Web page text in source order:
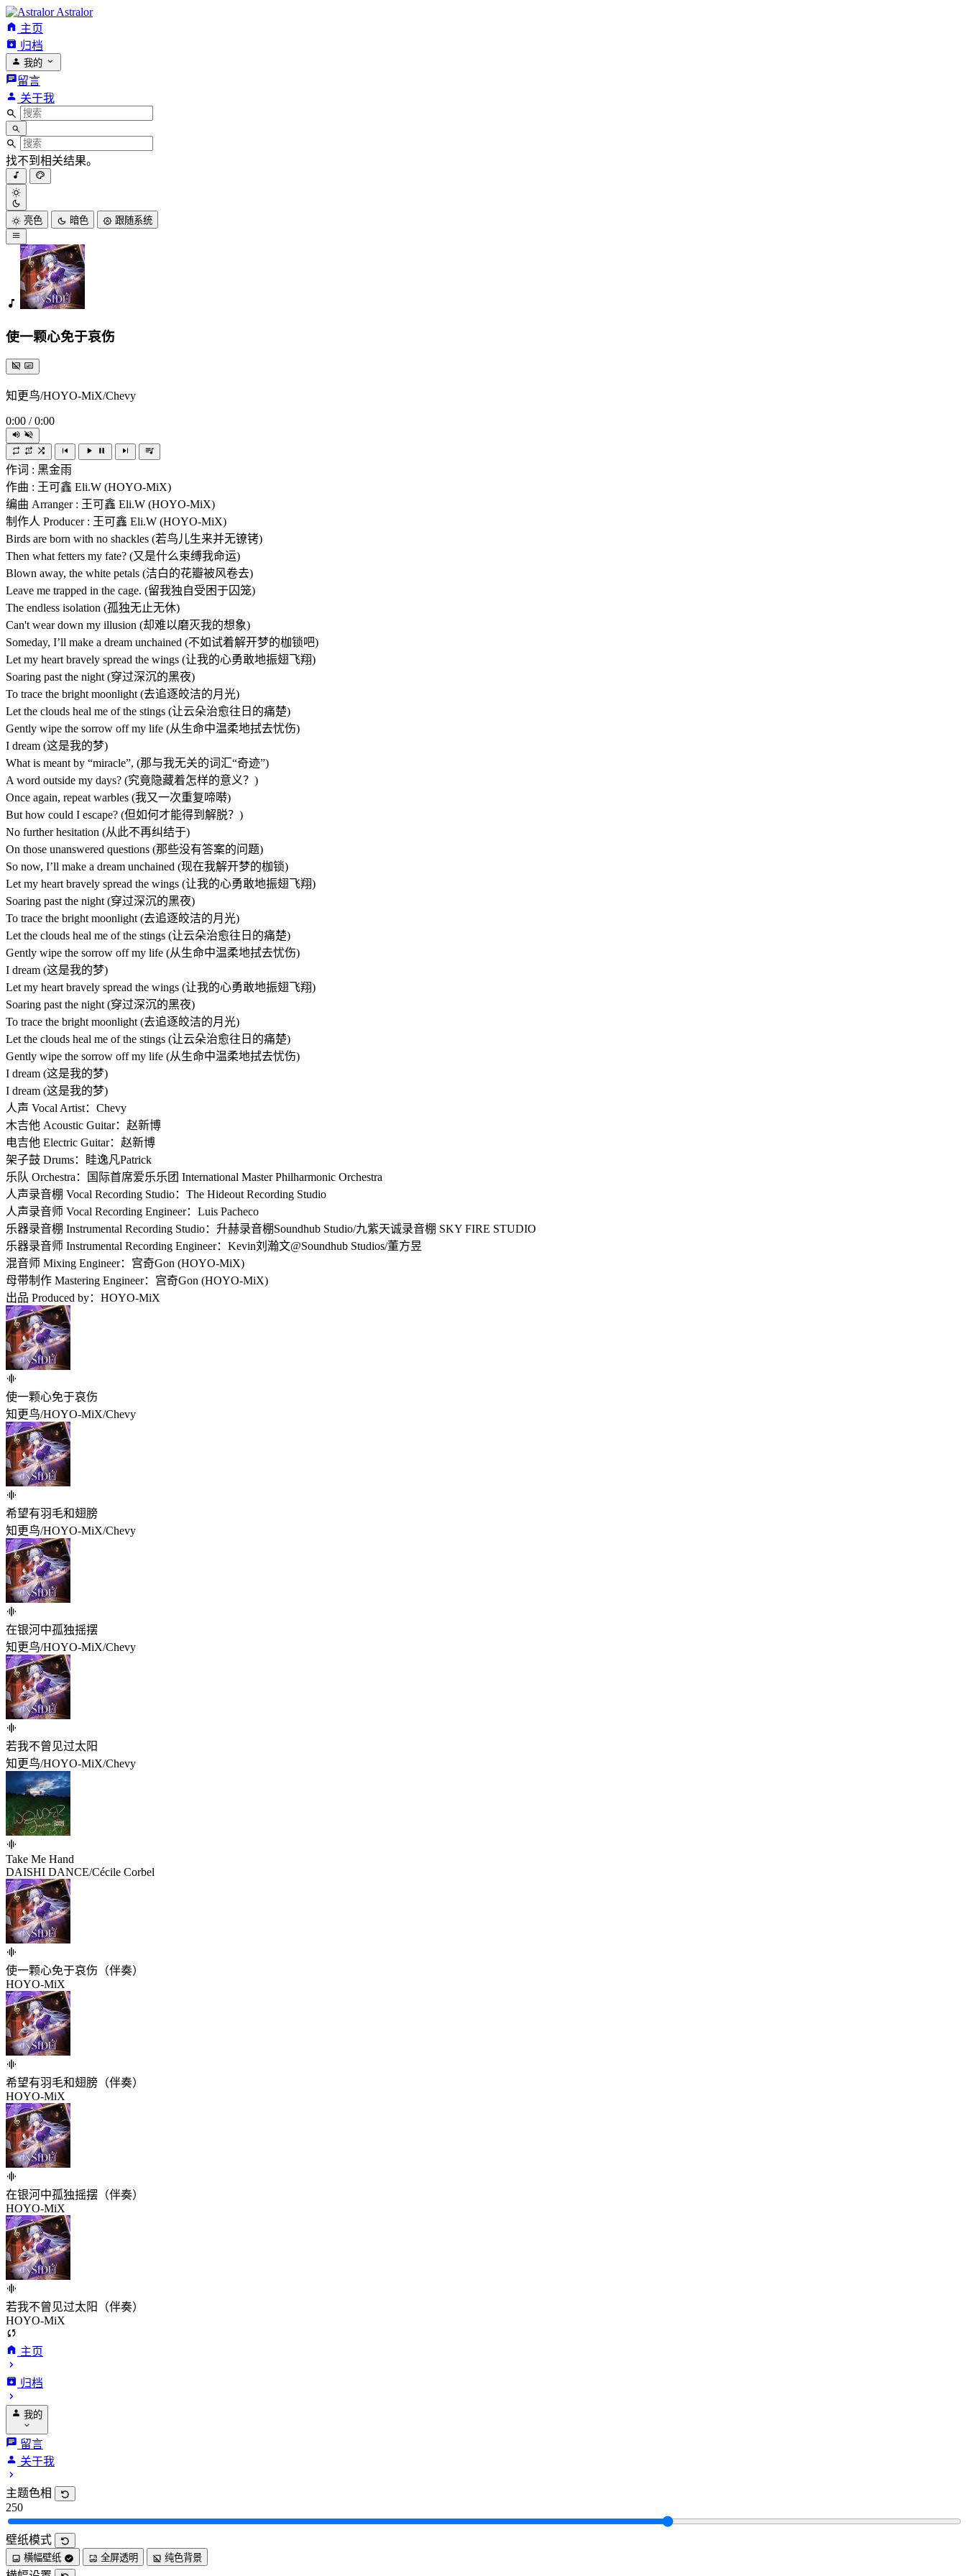
Astralor
主页
归档
我的
留言
关于我
找不到相关结果。
亮色 暗色 跟随系统
使一颗心免于哀伤
知更鸟/HOYO-MiX/Chevy
0:00 / 0:00
作词 : 黑金雨
作曲 : 王可鑫 Eli.W (HOYO-MiX)
编曲 Arranger : 王可鑫 Eli.W (HOYO-MiX)
制作人 Producer : 王可鑫 Eli.W (HOYO-MiX)
Birds are born with no shackles (若鸟儿生来并无镣铐)
Then what fetters my fate? (又是什么束缚我命运)
Blown away, the white petals (洁白的花瓣被风卷去)
Leave me trapped in the cage. (留我独自受困于囚笼)
The endless isolation (孤独无止无休)
Can't wear down my illusion (却难以磨灭我的想象)
Someday, I’ll make a dream unchained (不如试着解开梦的枷锁吧)
Let my heart bravely spread the wings (让我的心勇敢地振翅飞翔)
Soaring past the night (穿过深沉的黑夜)
To trace the bright moonlight (去追逐皎洁的月光)
Let the clouds heal me of the stings (让云朵治愈往日的痛楚)
Gently wipe the sorrow off my life (从生命中温柔地拭去忧伤)
I dream (这是我的梦)
What is meant by “miracle”, (那与我无关的词汇“奇迹”)
A word outside my days? (究竟隐藏着怎样的意义？)
Once again, repeat warbles (我又一次重复啼啭)
But how could I escape? (但如何才能得到解脱？)
No further hesitation (从此不再纠结于)
On those unanswered questions (那些没有答案的问题)
So now, I’ll make a dream unchained (现在我解开梦的枷锁)
Let my heart bravely spread the wings (让我的心勇敢地振翅飞翔)
Soaring past the night (穿过深沉的黑夜)
To trace the bright moonlight (去追逐皎洁的月光)
Let the clouds heal me of the stings (让云朵治愈往日的痛楚)
Gently wipe the sorrow off my life (从生命中温柔地拭去忧伤)
I dream (这是我的梦)
Let my heart bravely spread the wings (让我的心勇敢地振翅飞翔)
Soaring past the night (穿过深沉的黑夜)
To trace the bright moonlight (去追逐皎洁的月光)
Let the clouds heal me of the stings (让云朵治愈往日的痛楚)
Gently wipe the sorrow off my life (从生命中温柔地拭去忧伤)
I dream (这是我的梦)
I dream (这是我的梦)
人声 Vocal Artist：Chevy
木吉他 Acoustic Guitar：赵新博
电吉他 Electric Guitar：赵新博
架子鼓 Drums：眭逸凡Patrick
乐队 Orchestra：国际首席爱乐乐团 International Master Philharmonic Orchestra
人声录音棚 Vocal Recording Studio：The Hideout Recording Studio
人声录音师 Vocal Recording Engineer：Luis Pacheco
乐器录音棚 Instrumental Recording Studio：升赫录音棚Soundhub Studio/九紫天诚录音棚 SKY FIRE STUDIO
乐器录音师 Instrumental Recording Engineer：Kevin刘瀚文@Soundhub Studios/董方昱
混音师 Mixing Engineer：宫奇Gon (HOYO-MiX)
母带制作 Mastering Engineer：宫奇Gon (HOYO-MiX)
出品 Produced by：HOYO-MiX
使一颗心免于哀伤
知更鸟/HOYO-MiX/Chevy
希望有羽毛和翅膀
知更鸟/HOYO-MiX/Chevy
在银河中孤独摇摆
知更鸟/HOYO-MiX/Chevy
若我不曾见过太阳
知更鸟/HOYO-MiX/Chevy
Take Me Hand
DAISHI DANCE/Cécile Corbel
使一颗心免于哀伤（伴奏）
HOYO-MiX
希望有羽毛和翅膀（伴奏）
HOYO-MiX
在银河中孤独摇摆（伴奏）
HOYO-MiX
若我不曾见过太阳（伴奏）
HOYO-MiX
主页
归档
我的
留言
关于我
主题色相
250
壁纸模式
横幅壁纸 全屏透明 纯色背景